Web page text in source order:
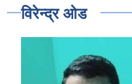
विरेन्द्र ओड